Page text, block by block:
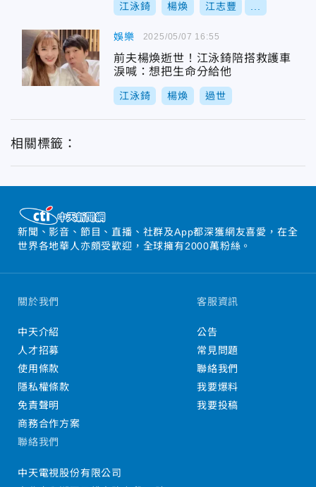
江泳錡 楊煥 江志豐
娛樂
前夫楊煥逝世！江泳錡陪搭救護車
淚喊：想把生命分給他
江泳錡 楊煥 過世
2025/05/07 16:55
相關標籤：
新聞、影音、節目、直播、社群及App都深獲網友喜愛，在全
世界各地華人亦頗受歡迎，全球擁有2000萬粉絲。
關於我們
中天介紹
人才招募
使用條款
隱私權條款
免責聲明
商務合作方案
客服資訊
公告
常見問題
聯絡我們
我要爆料
我要投稿
聯絡我們
中天電視股份有限公司